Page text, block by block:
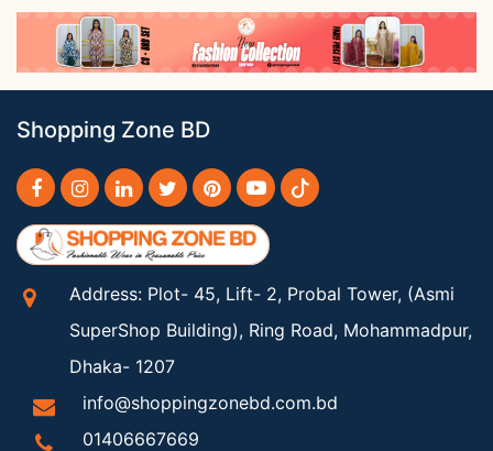
Shopping Zone BD
Address: Plot- 45, Lift- 2, Probal Tower, (Asmi
SuperShop Building), Ring Road, Mohammadpur,
Dhaka- 1207
info@shoppingzonebd.com.bd
01406667669